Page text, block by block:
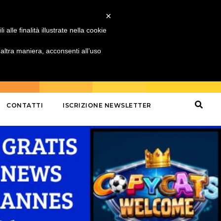
CONTATTI ISCRIZIONE NEWSLETTER
×
alle finalità illustrate nella cookie
maniera, acconsenti all’uso